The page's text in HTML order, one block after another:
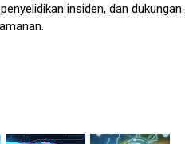
insiden, dan dukungan